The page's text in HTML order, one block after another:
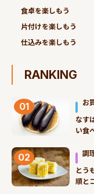
食卓を楽しもう
片付けを楽しもう
仕込みを楽しもう
RANKING
01
お
なす
い食
02
調
とう
順と